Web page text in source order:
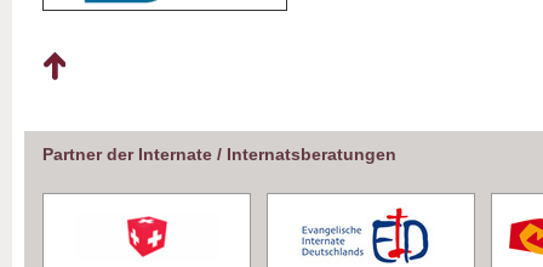
Partner der Internate / Internatsberatungen